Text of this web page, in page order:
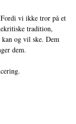
Fordi vi ikke tror på et
tradition,
og vil ske. Dem
dem.